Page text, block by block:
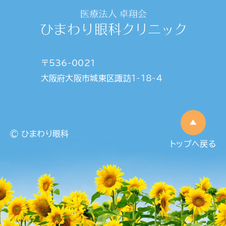
〒536-0021
大阪府大阪市城東区諏訪1-18-4
© ひまわり眼科
トップへ戻る